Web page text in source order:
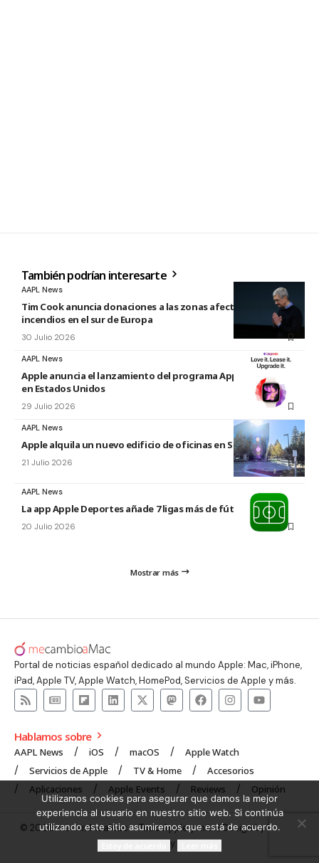
También podrían interesarte
AAPL News
Tim Cook anuncia donaciones a las zonas afectadas por los
incendios en el sur de Europa
30 Julio 2026
AAPL News
Apple anuncia el lanzamiento del programa Apple Upgrade
en Estados Unidos
29 Julio 2026
AAPL News
Apple alquila un nuevo edificio de oficinas en Sunnyvale
21 Julio 2026
AAPL News
La app Apple Deportes añade 7 ligas más de fútbol
20 Julio 2026
Mostrar más
Portal de noticias español dedicado al mundo Apple: Mac, iPhone,
iPad, Apple TV, Apple Watch, HomePod, Servicios de Apple y más.
Hablamos sobre
AAPL News iOS macOS
Apple Watch
Servicios de Apple
TV & Home
Accesorios
Aplicaciones
Apple Events Reviews Opinión
© 2008 mecambioaMac – Todo Apple y más | Design byUNXON
Agency.
Utilizamos cookies para asegurar que damos la mejor
experiencia al usuario en nuestro sitio web. Si continúa
utilizando este sitio asumiremos que está de acuerdo.